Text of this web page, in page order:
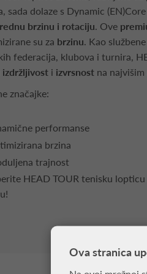
sada dolaze s Dynamic
brzinu i rotaciju. Ove
su za brzinu. Kao
federacija, klubova i turnira,
izdržljivost i izvrsnost na
značajke:
performanse
brzina
trajnost
HEAD TOUR tenisku
Ova stranica